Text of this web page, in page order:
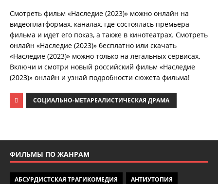
Смотреть фильм «Наследие (2023)» можно онлайн на
видеоплатформах, каналах, где состоялась премьера
фильма и идет его показ, а также в кинотеатрах. Смотреть
онлайн «Наследие (2023)» бесплатно или скачать
«Наследие (2023)» можно только на легальных сервисах.
Включи и смотри новый российский фильм «Наследие
(2023)» онлайн и узнай подробности сюжета фильма!
СОЦИАЛЬНО-МЕТАРЕАЛИСТИЧЕСКАЯ ДРАМА
ФИЛЬМЫ ПО ЖАНРАМ
АБСУРДИСТСКАЯ ТРАГИКОМЕДИЯ АНТИУТОПИЯ